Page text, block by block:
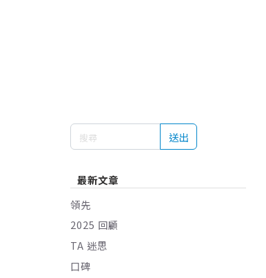
送出
最新文章
領先
2025 回顧
TA 迷思
口碑